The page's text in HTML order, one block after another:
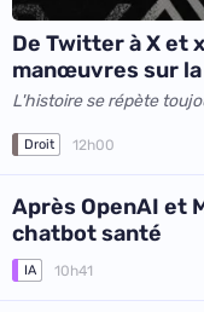
De Twitter à X et
manœuvres sur
L'histoire se répète
Droit 12h00
Après OpenAI et
chatbot santé
IA 10h41